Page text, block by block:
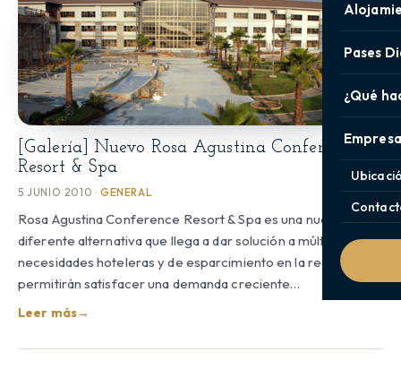
Pases
¿Qué
[Galería] Nuevo Rosa Agustina Conference,
Resort & Spa
5 JUNIO 2010 · GENERAL
Rosa Agustina Conference Resort & Spa es una nueva y
diferente alternativa que llega a dar solución a múltiples
necesidades hoteleras y de esparcimiento en la región y que
permitirán satisfacer una demanda creciente…
Leer más→